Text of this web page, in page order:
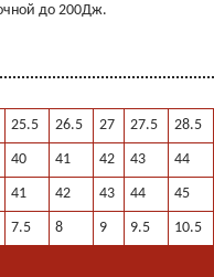
до 200Дж.
25.5 26.5 27 27.5 28.5
40 41 42 43 44
41 42 43 44 45
7.5 8 9 9.5 10.5